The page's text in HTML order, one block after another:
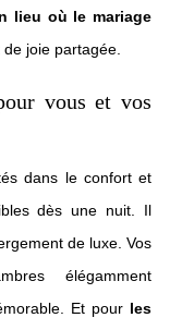
lieu où le mariage
joie partagée.
vous et vos
dans le confort et
dès une nuit. Il
de luxe. Vos
élégamment
Et pour les